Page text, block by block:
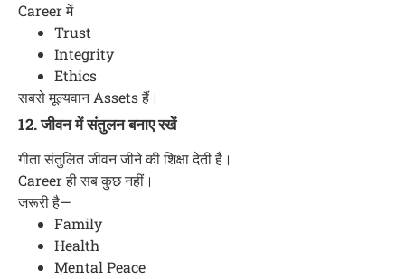
Career में
Trust
Integrity
Ethics
सबसे मूल्यवान Assets हैं।
12. जीवन में संतुलन बनाए रखें
गीता संतुलित जीवन जीने की शिक्षा देती है।
Career ही सब कुछ नहीं।
जरूरी है—
Family
Health
Mental Peace